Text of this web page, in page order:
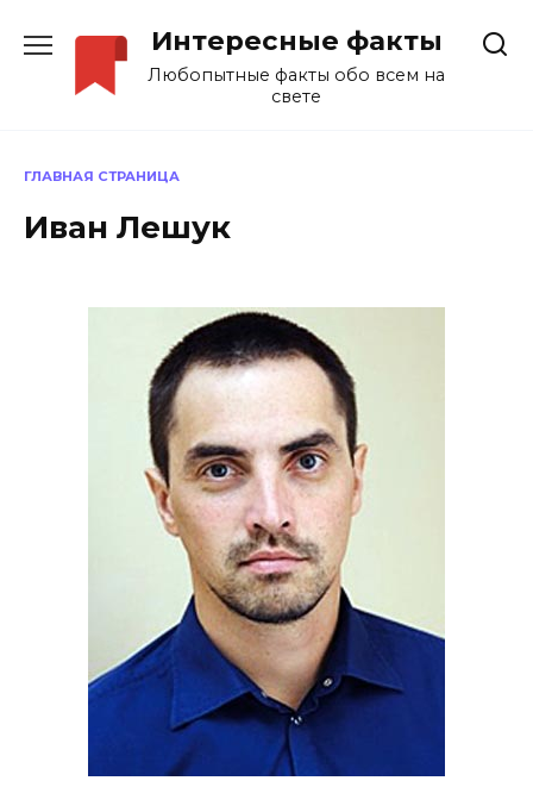
содержанию
Интересные факты
Любопытные факты обо всем на
свете
ГЛАВНАЯ СТРАНИЦА
Иван Лешук